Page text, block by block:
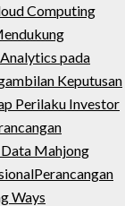
Computing
pada
Keputusan
Perilaku Investor
Mahjong
Perancangan
Ways